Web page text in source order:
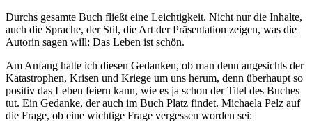
Durchs gesamte Buch fließt eine Leichtigkeit. Nicht nur die Inhalte,
auch die Sprache, der Stil, die Art der Präsentation zeigen, was die
Autorin sagen will: Das Leben ist schön.
Am Anfang hatte ich diesen Gedanken, ob man denn angesichts der
Katastrophen, Krisen und Kriege um uns herum, denn überhaupt so
positiv das Leben feiern kann, wie es ja schon der Titel des Buches
tut. Ein Gedanke, der auch im Buch Platz findet. Michaela Pelz auf
die Frage, ob eine wichtige Frage vergessen worden sei: